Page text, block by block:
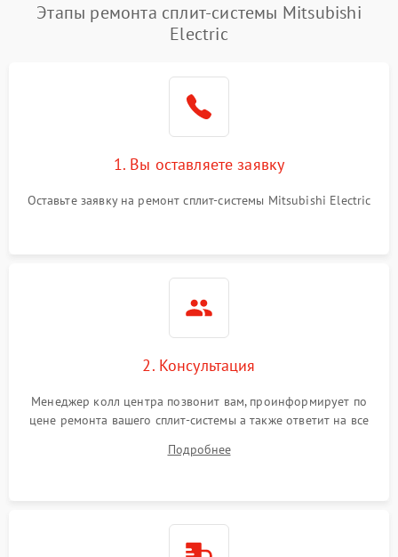
Этапы ремонта сплит-системы Mitsubishi
Electric
1. Вы оставляете заявку
Оставьте заявку на ремонт сплит-системы Mitsubishi Electric
2. Консультация
Менеджер колл центра позвонит вам, проинформирует по
цене ремонта вашего сплит-системы а также ответит на все
Подробнее